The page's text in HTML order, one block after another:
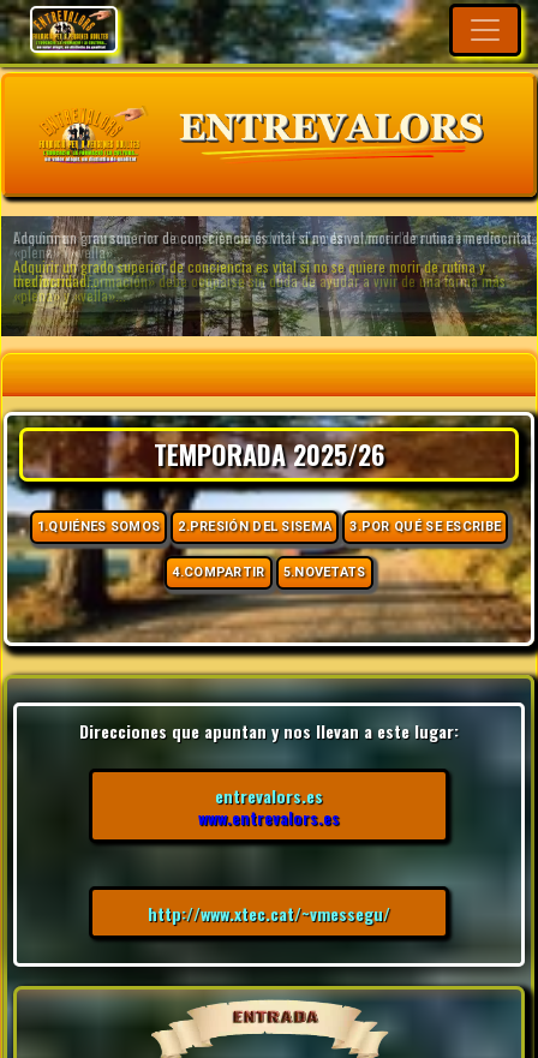
TEMPORADA 2025/26
1.QUIÉNES SOMOS 2.PRESIÓN DEL SISEMA 3.POR QUÉ SE ESCRIBE
4.COMPARTIR 5.NOVETATS
Direcciones que apuntan y nos llevan a este lugar:
entrevalors.es
www.entrevalors.es
http://www.xtec.cat/~vmessegu/